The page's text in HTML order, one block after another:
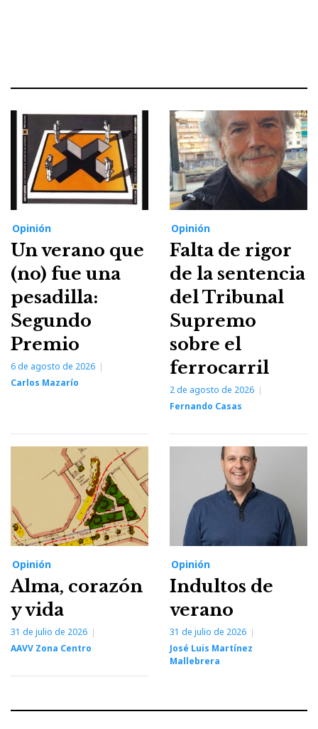
Opinión
Un verano que
(no) fue una
pesadilla:
Segundo
Premio
6 de agosto de 2026
Carlos Mazarío
Opinión
Falta de rigor
de la sentencia
del Tribunal
Supremo
sobre el
ferrocarril
2 de agosto de 2026
Fernando Casas
Opinión
Alma, corazón
y vida
31 de julio de 2026
AAVV Zona Centro
Opinión
Indultos de
verano
31 de julio de 2026
José Luis Martínez
Mallebrera